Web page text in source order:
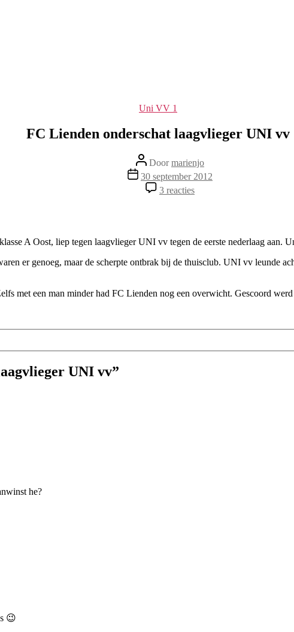
Categorieën
Uni VV 1
FC Lienden onderschat laagvlieger UNI vv
Berichtauteur
Doormarienjo
Berichtdatum
30 september 2012
3 reacties
FC
UNI
A Oost, liep tegen laagvlieger UNI vv tegen de eerste nederlaag aan.
er genoeg, maar de scherpte ontbrak bij de thuisclub. UNI vv leunde
met een man minder had FC Lienden nog een overwicht. Gescoord werd
UNI vv”
he?
😉